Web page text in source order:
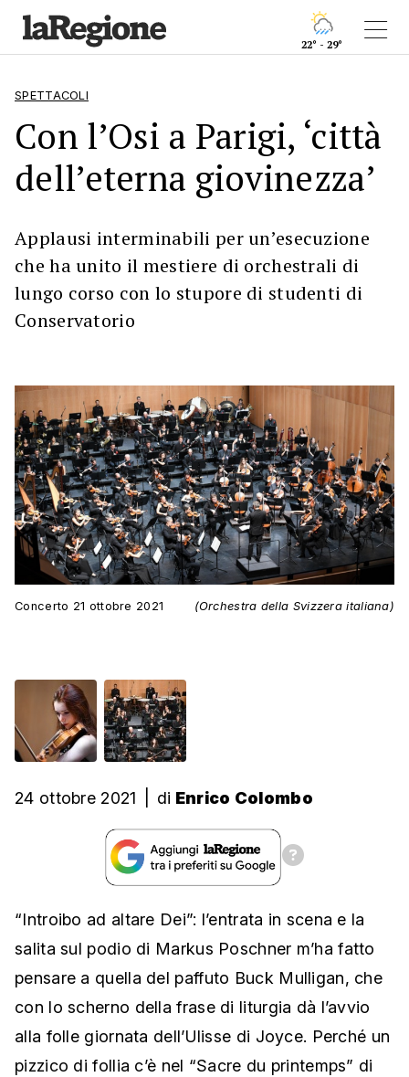
22° - 29°
SPETTACOLI
Con l’Osi a Parigi, ‘città
dell’eterna giovinezza’
Applausi interminabili per un’esecuzione
che ha unito il mestiere di orchestrali di
lungo corso con lo stupore di studenti di
Conservatorio
Concerto 21 ottobre 2021 (Orchestra della Svizzera italiana)
24 ottobre 2021 di Enrico Colombo
“Introibo ad altare Dei”: l’entrata in scena e la
salita sul podio di Markus Poschner m’ha fatto
pensare a quella del paffuto Buck Mulligan, che
con lo scherno della frase di liturgia dà l’avvio
alla folle giornata dell’Ulisse di Joyce. Perché un
pizzico di follia c’è nel “Sacre du printemps” di